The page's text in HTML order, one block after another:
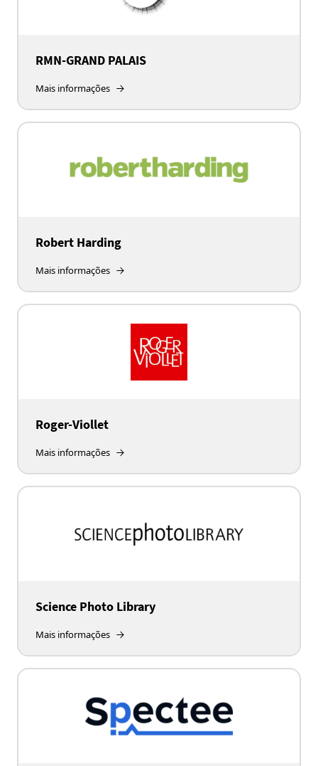
RMN-GRAND PALAIS
Mais informações
Robert Harding
Mais informações
Roger-Viollet
Mais informações
Science Photo Library
Mais informações